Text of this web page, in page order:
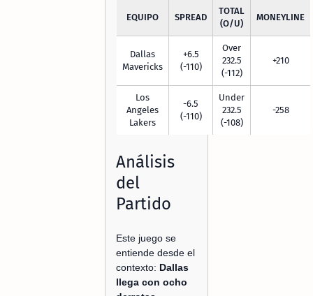
EQUIPO SPREAD
TOTAL
(O/U)
MONEYLINE
Dallas
Mavericks
+6.5
(-110)
Over
232.5
(-112)
+210
Los
Angeles
Lakers
-6.5
(-110)
Under
232.5
(-108)
-258
Análisis
del
Partido
Este juego se
entiende desde el
contexto: Dallas
llega con ocho